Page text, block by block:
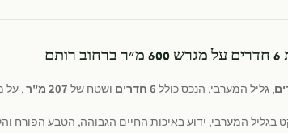
, גליל המערבי. הנכס כולל 6 חדרים ושטח של 207 מ"ר , על
בגליל המערבי, ידוע באיכות החיים הגבוהה, הטבע